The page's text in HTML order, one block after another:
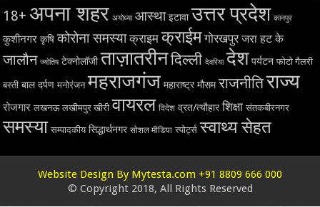
18+ अपना शहर अयोध्या आस्था इटावा उत्तर प्रदेश कानपुर
कुशीनगर कृषि कोरोना समस्या क्राइम क्राईम गोरखपुर जरा हट के
जालौन ज्योतिष टेक्नोलॉजी ताज़ातरीनदिल्ली देवरिया देश पर्यटन फोटो गैलरी
बस्ती बाल दर्पण मनोरंजन महराजगंज महाराष्ट्र मौसम राजनीतिराज्य
रोजगार लखनऊ लखीमपुर खीरी वायरल विदेश व्रत/त्यौहार शिक्षा संतकबीरनगर
समस्या सम्पादकीय सिद्धार्थनगर सोशल मीडिया स्पोर्ट्स स्वाथ्य सेहत
Website Design By Mytesta.com +91 8809 666 000
© Copyright 2018, All Rights Reserved